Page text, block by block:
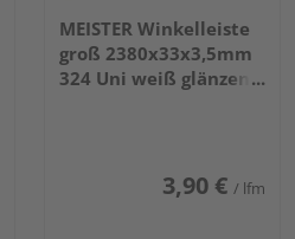
MEISTER Winkelleiste
groß 2380x33x3,5mm
324 Uni weiß glänzend
3,90 € / lfm